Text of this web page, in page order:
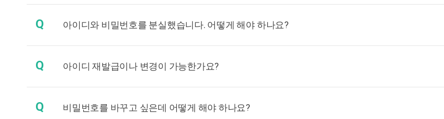
Q 아이디와 비밀번호를 분실했습니다. 어떻게 해야 하나요?
Q 아이디 재발급이나 변경이 가능한가요?
Q 비밀번호를 바꾸고 싶은데 어떻게 해야 하나요?